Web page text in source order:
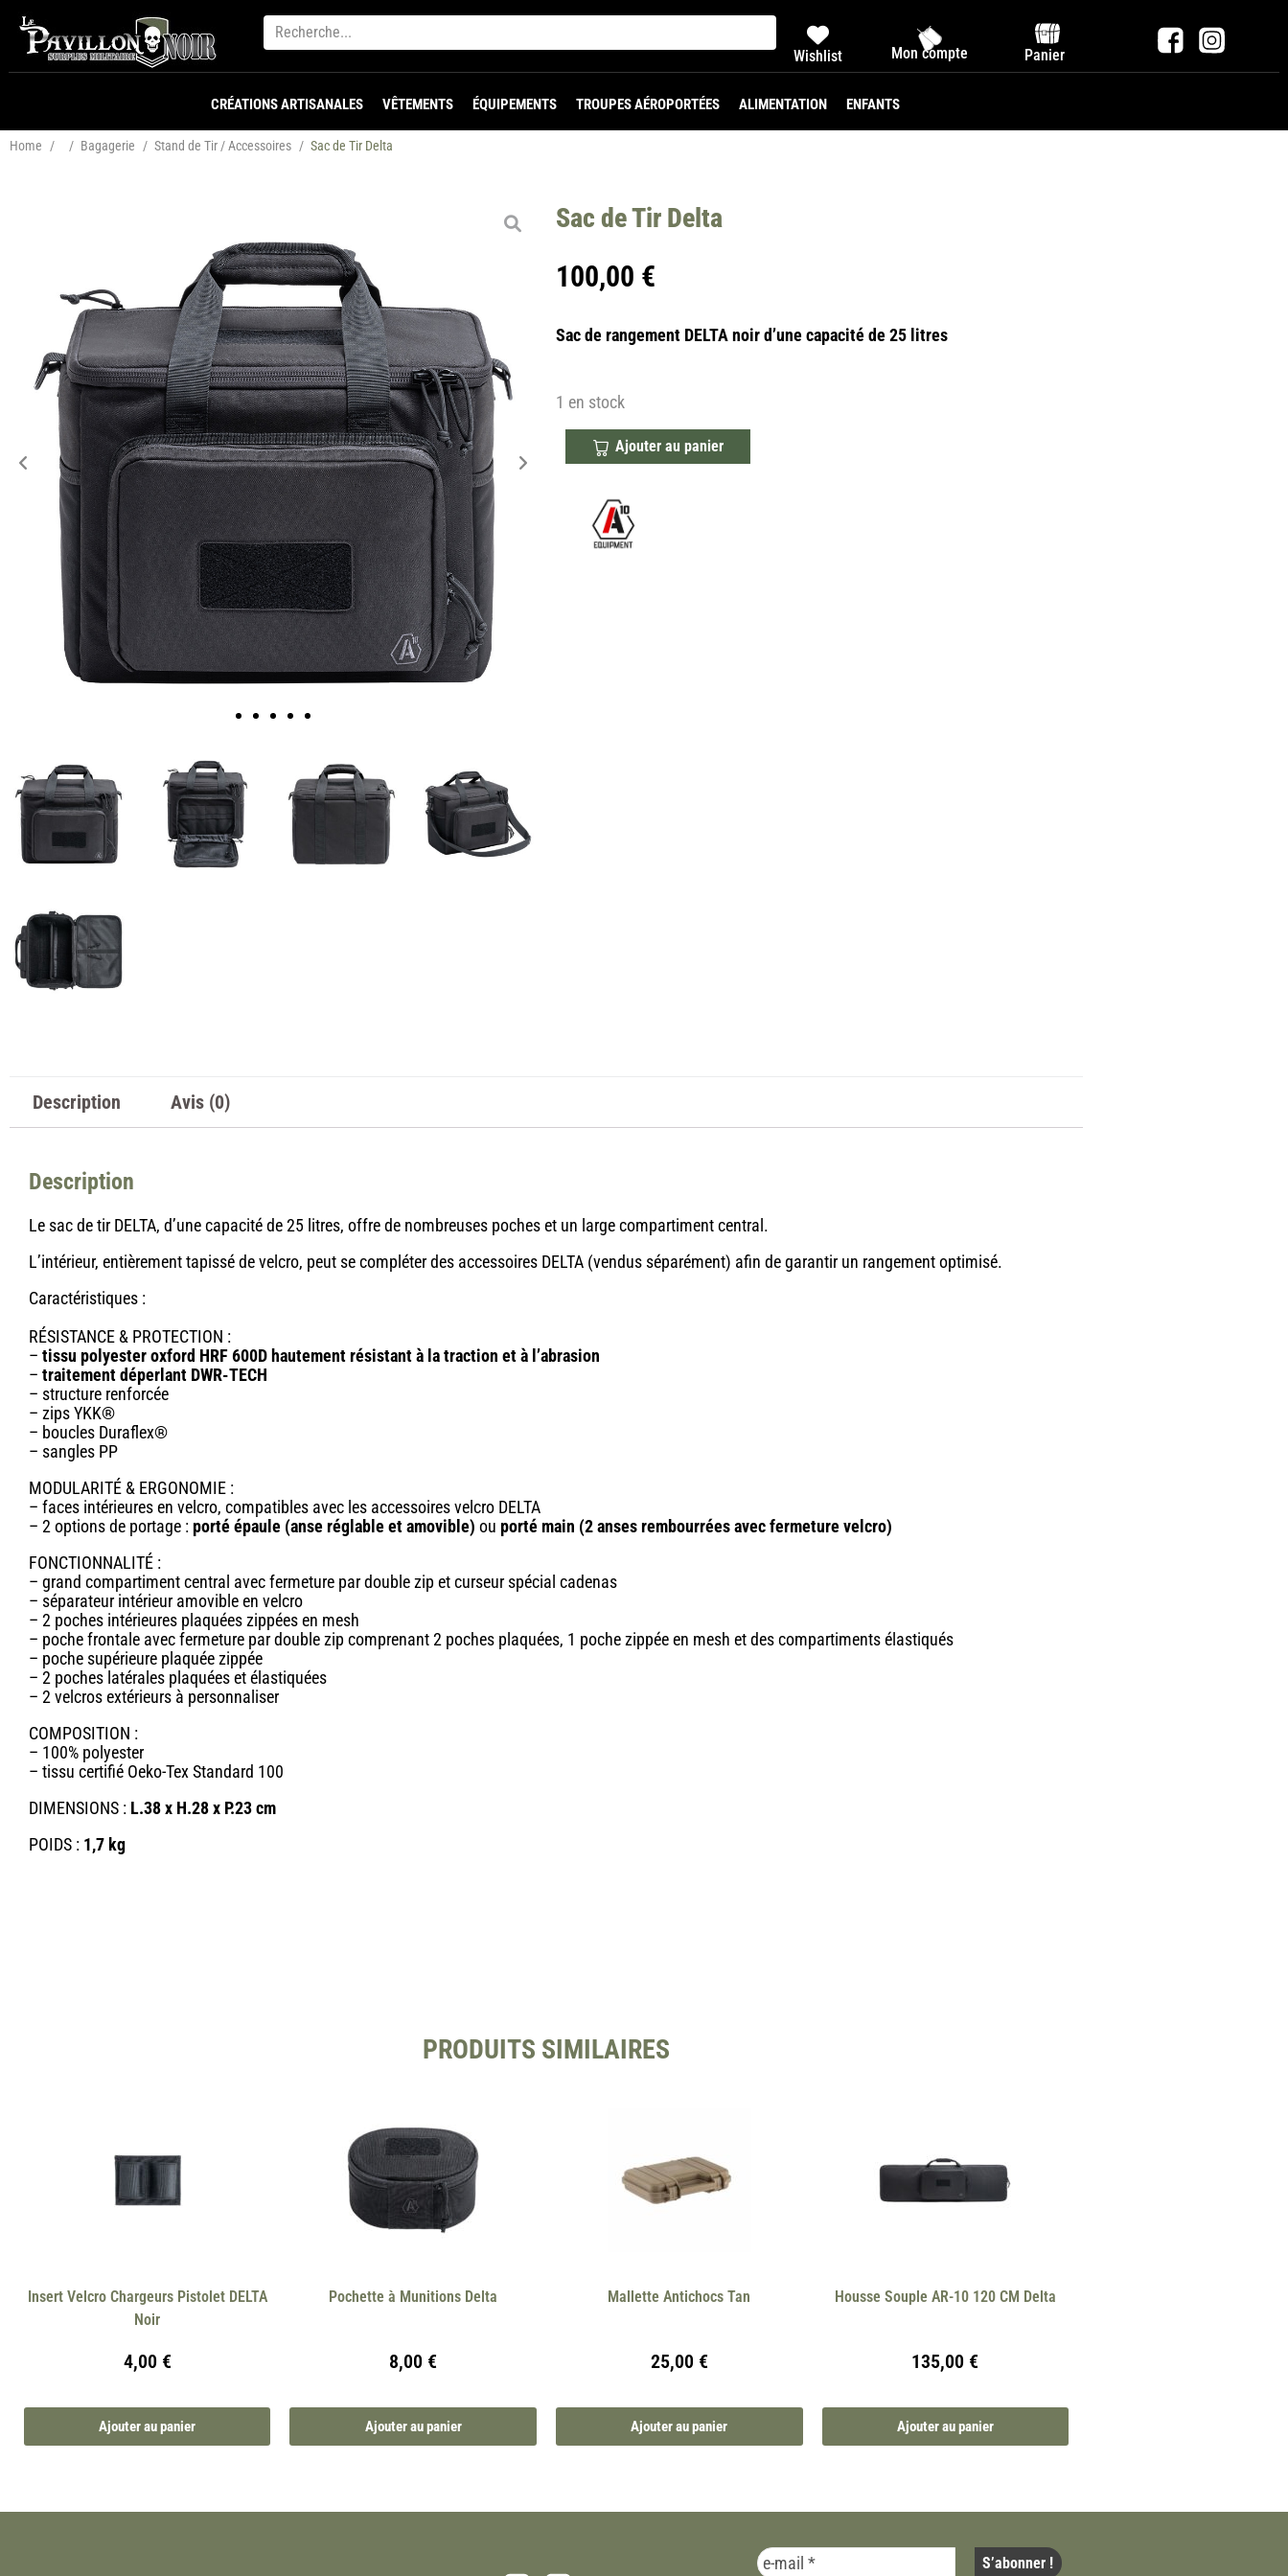
Wishlist Mon compte Panier
CRÉATIONS ARTISANALES VÊTEMENTS ÉQUIPEMENTS TROUPES AÉROPORTÉES ALIMENTATION ENFANTS
Home / / Bagagerie / Stand de Tir / Accessoires / Sac de Tir Delta
Sac de Tir Delta
100,00 €
Sac de rangement DELTA noir d’une capacité de 25 litres
1 en stock
Ajouter au panier
Description Avis (0)
Description
Le sac de tir DELTA, d’une capacité de 25 litres, offre de nombreuses poches et un large compartiment central.
L’intérieur, entièrement tapissé de velcro, peut se compléter des accessoires DELTA (vendus séparément) afin de garantir un rangement optimisé.
Caractéristiques :
RÉSISTANCE & PROTECTION :
– tissu polyester oxford HRF 600D hautement résistant à la traction et à l’abrasion
– traitement déperlant DWR-TECH
– structure renforcée
– zips YKK®
– boucles Duraflex®
– sangles PP
MODULARITÉ & ERGONOMIE :
– faces intérieures en velcro, compatibles avec les accessoires velcro DELTA
– 2 options de portage : porté épaule (anse réglable et amovible) ou porté main (2 anses rembourrées avec fermeture velcro)
FONCTIONNALITÉ :
– grand compartiment central avec fermeture par double zip et curseur spécial cadenas
– séparateur intérieur amovible en velcro
– 2 poches intérieures plaquées zippées en mesh
– poche frontale avec fermeture par double zip comprenant 2 poches plaquées, 1 poche zippée en mesh et des compartiments élastiqués
– poche supérieure plaquée zippée
– 2 poches latérales plaquées et élastiquées
– 2 velcros extérieurs à personnaliser
COMPOSITION :
– 100% polyester
– tissu certifié Oeko-Tex Standard 100
DIMENSIONS : L.38 x H.28 x P.23 cm
POIDS : 1,7 kg
PRODUITS SIMILAIRES
Insert Velcro Chargeurs Pistolet DELTA
Noir
4,00 €
Ajouter au panier
Pochette à Munitions Delta
8,00 €
Ajouter au panier
Mallette Antichocs Tan
25,00 €
Ajouter au panier
Housse Souple AR-10 120 CM Delta
135,00 €
Ajouter au panier